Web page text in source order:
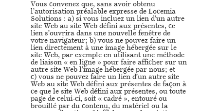
Vous convenez que, sans avoir obtenu
l’autorisation préalable expresse de Locemia
Solutions : a) si vous incluez un lien d’un autre
site Web au site Web défini aux présentes, ce
lien s’ouvrira dans une nouvelle fenêtre de
votre navigateur; b) vous ne pouvez faire un
lien directement à une image hébergée sur le
site Web, par exemple en utilisant une méthode
de liaison « en ligne » pour faire afficher sur un
autre site Web l’image hébergée par nous; et
c) vous ne pouvez faire un lien d’un autre site
Web au site Web défini aux présentes de façon à
ce que le site Web défini aux présentes, ou toute
page de celui-ci, soit « cadré », entouré ou
brouillé par du contenu, du matériel ou la